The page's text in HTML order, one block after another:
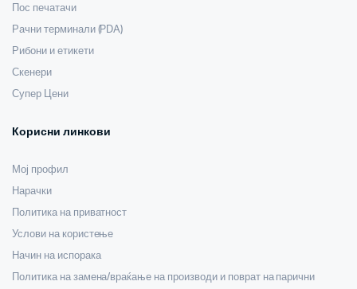
Пос печатачи
Рачни терминали (PDA)
Рибони и етикети
Скенери
Супер Цени
Корисни линкови
Мој профил
Нарачки
Политика на приватност
Услови на користење
Начин на испорака
Политика на замена/враќање на производи и поврат на парични